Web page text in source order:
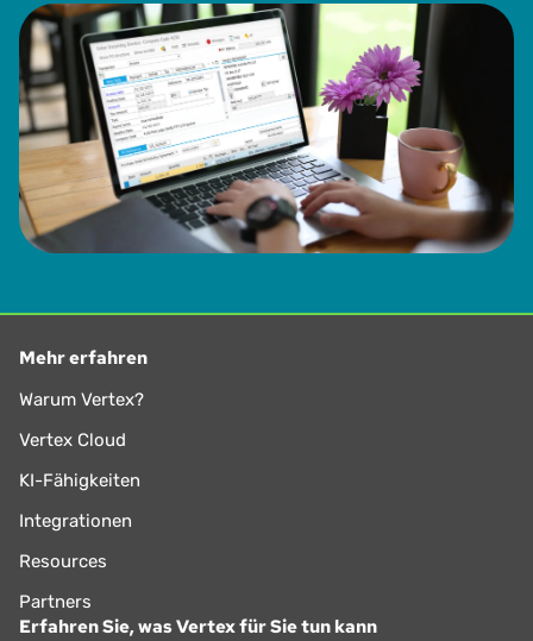
Franklin Mint inne und ist Mitglied des Institute of
Professionals in Taxation (IPT).
Mehr erfahren
Warum Vertex?
Vertex Cloud
KI-Fähigkeiten
Integrationen
Resources
Partners
Erfahren Sie, was Vertex für Sie tun kann